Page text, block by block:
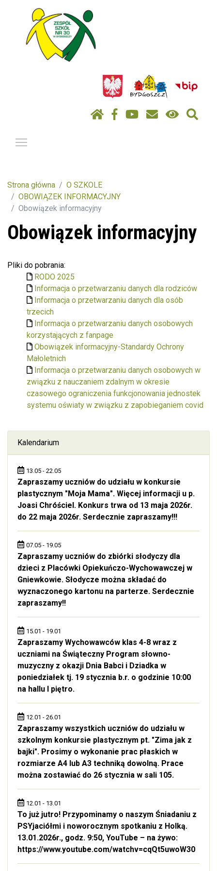
Strona główna
O SZKOLE
OBOWIĄZEK INFORMACYJNY
Obowiązek informacyjny
Obowiązek informacyjny
Pliki do pobrania:
RODO 2025
Informacja o przetwarzaniu danych dla rodziców
Informacja o przetwarzaniu danych dla osób
trzecich
Informacja o przetwarzaniu danych osobowych
korzystających z fanpage
Obowiązek informacyjny-Standardy Ochrony
Małoletnich
Informacja o przetwarzaniu danych osobowych w
związku z nauczaniem zdalnym w okresie
czasowego ograniczenia funkcjonowania jednostek
systemu oświaty w związku z zapobieganiem covid
Kalendarium
13.05 - 22.05
Zapraszamy uczniów do udziału w konkursie
plastycznym "Moja Mama". Więcej informacji u p.
Joasi Chróściel. Konkurs trwa od 13 maja 2026r.
do 22 maja 2026r. Serdecznie zapraszamy!!!
07.05 - 19.05
Zapraszamy uczniów do zbiórki słodyczy dla
dzieci z Placówki Opiekuńczo-Wychowawczej w
Gniewkowie. Słodycze można składać do
wyznaczonego kartonu na parterze. Serdecznie
zapraszamy!!
15.01 - 19.01
Zapraszamy Wychowawców klas 4-8 wraz z
uczniami na Świąteczny Program słowno-
muzyczny z okazji Dnia Babci i Dziadka w
poniedziałek tj. 19 stycznia b.r. o godzinie 10:00
na hallu I piętro.
12.01 - 26.01
Zapraszamy wszystkich uczniów do udziału w
szkolnym konkursie plastycznym pt. "Zima jak z
bajki". Prosimy o wykonanie prac płaskich w
rozmiarze A4 lub A3 techniką dowolną. Prace
można zostawiać do 26 stycznia w sali 105.
12.01 - 13.01
To już jutro! Przypominamy o naszym Śniadaniu z
PSYjaciółmi i noworocznym spotkaniu z Holką.
13.01.2026r., godz. 9:50, YouTube – na żywo:
https://www.youtube.com/watchv=cqQt5uwoW30